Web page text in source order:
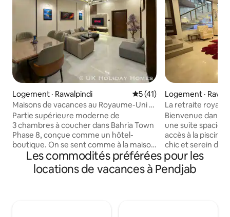
Logement · Rawalpindi Note moyenne de 5 sur 5,
5 (41)
Maisons de vacances au Royaume-Uni •
Portion de luxe 3BR à Bahria
Partie supérieure moderne de
3 chambres à coucher dans Bahria Town
Phase 8, conçue comme un hôtel-
boutique. On se sent comme à la maison
avec une touche moderne et le confort
d'un hôtel 5 ⭐️. 🛌 Chaque chambre
dispose d'un lit king size, d'une salle de
Logement ·
La retraite royale
privée l Sous-sol
Bienvenue dans
une suite
accès à la piscine! Situé dans le quartier
chic et serein de
attendez-vous
et au calme. Suite spacieuse et privée au
sous-sol avec
Les commodités préférées pour les
locations de vacances à Pendjab